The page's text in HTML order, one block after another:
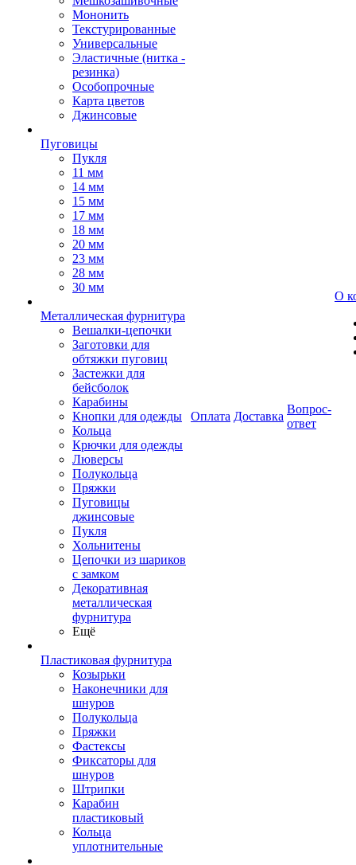
Мононить
Текстурированные
Универсальные
Эластичные (нитка -
резинка)
Особопрочные
Карта цветов
Джинсовые
Пуговицы
Пукля
11 мм
14 мм
15 мм
17 мм
18 мм
20 мм
23 мм
28 мм
30 мм
Металлическая фурнитура
Вешалки-цепочки
Заготовки для
обтяжки пуговиц
Застежки для
бейсболок
Карабины
Кнопки для одежды
Кольца
Крючки для одежды
Люверсы
Полукольца
Пряжки
Пуговицы
джинсовые
Пукля
Хольнитены
Цепочки из шариков
с замком
Декоративная
металлическая
фурнитура
Ещё
Пластиковая фурнитура
Козырьки
Наконечники для
шнуров
Полукольца
Пряжки
Фастексы
Фиксаторы для
шнуров
Штрипки
Карабин
пластиковый
Кольца
уплотнительные
Оплата Доставка
Вопрос-
ответ
О